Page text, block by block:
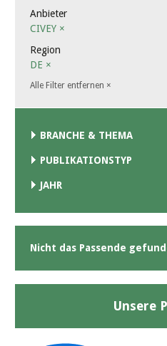
Anbieter
CIVEY ×
Region
DE ×
Alle Filter entfernen ×
BRANCHE & THEMA
PUBLIKATIONSTYP
JAHR
Nicht das Passende
Unsere